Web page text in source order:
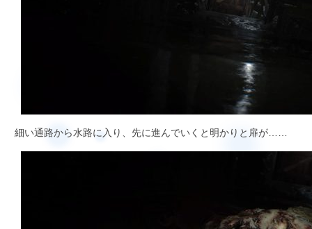
細い通路から水路に入り、先に進んでいくと明かりと扉が……